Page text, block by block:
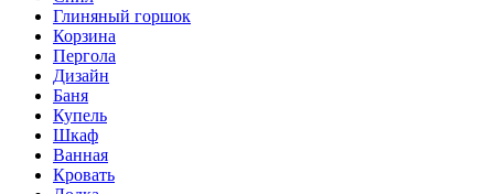
Глиняный горшок
Корзина
Пергола
Дизайн
Баня
Купель
Шкаф
Ванная
Кровать